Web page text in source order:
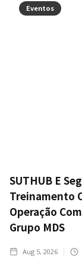
Eventos
SUTHUB E
Treinamento
Operação
Grupo MDS
Aug 5, 2026